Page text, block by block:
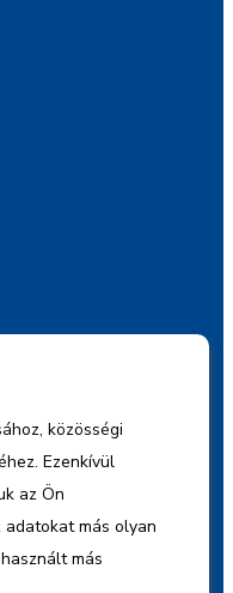
közösségi
Ezenkívül
az Ön
más olyan
más